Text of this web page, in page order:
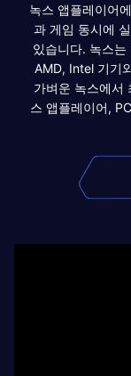
녹스 앱플레이어
과 게임 동시에
있습니다. 녹스
AMD, Intel 기기
가벼운 녹스에서
스 앱플레이어,